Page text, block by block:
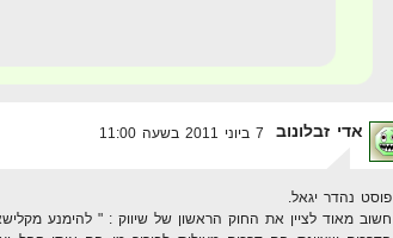
אדי זבלונוב7 ביוני 2011 בשעה 11:00
פוסט נהדר יגאל.
חשוב מאוד לציין את החוק הראשון של שיווק : " להימנע